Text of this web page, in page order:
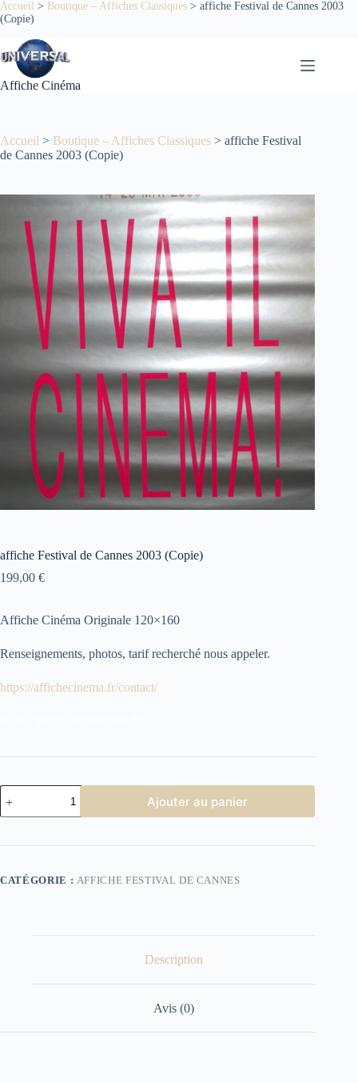
Passer
au
Accueil > Boutique – Affiches Classiques > affiche Festival de Cannes 2003
(Copie)
Affiche Cinéma
Accueil > Boutique – Affiches Classiques > affiche Festival
de Cannes 2003 (Copie)
affiche Festival de Cannes 2003 (Copie)
199,00 €
Affiche Cinéma Originale 120×160
Renseignements, photos, tarif recherché nous appeler.
https://affichecinema.fr/contact/
quantité
de
affiche
de
(Copie)
Ajouter au panier
CATÉGORIE : AFFICHE FESTIVAL DE CANNES
Description
Avis (0)